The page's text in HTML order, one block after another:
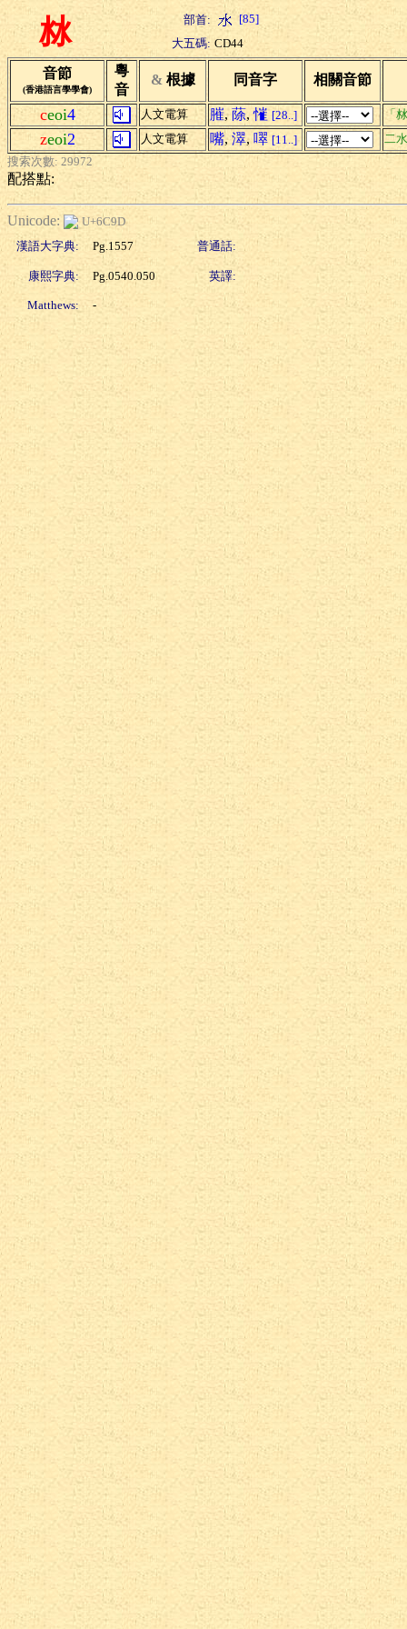
沝 部首:
[85]
大五碼: CD44
音節
(香港語言學學會)
粵
音
& 根據 同音字 相關音節
ceoi4 人文電算 膗, 蒢,慛 [28..] 「
zeoi2 人文電算 嘴, 濢, 噿 [11..]
二水
搜索次數: 29972
配搭點:
Unicode:
U+6C9D
漢語大字典:
Pg.1557 普通話:
康熙字典: Pg.0540.050 英譯:
Matthews: -